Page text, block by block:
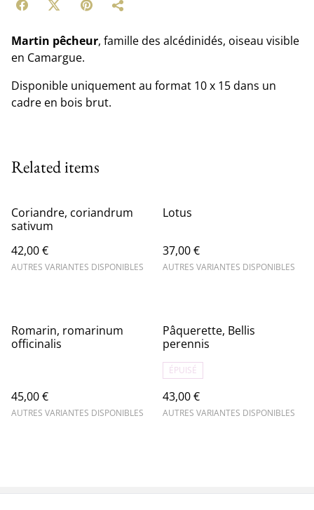
Martin pêcheur, famille des alcédinidés, oiseau visible
en Camargue.
Disponible uniquement au format 10 x 15 dans un
cadre en bois brut.
Related items
Coriandre, coriandrum
sativum
42,00 €
AUTRES VARIANTES DISPONIBLES
Lotus
37,00 €
AUTRES VARIANTES DISPONIBLES
Romarin, romarinum
officinalis
45,00 €
AUTRES VARIANTES DISPONIBLES
Pâquerette, Bellis
perennis
ÉPUISÉ
43,00 €
AUTRES VARIANTES DISPONIBLES